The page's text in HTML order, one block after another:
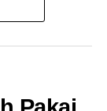
yang